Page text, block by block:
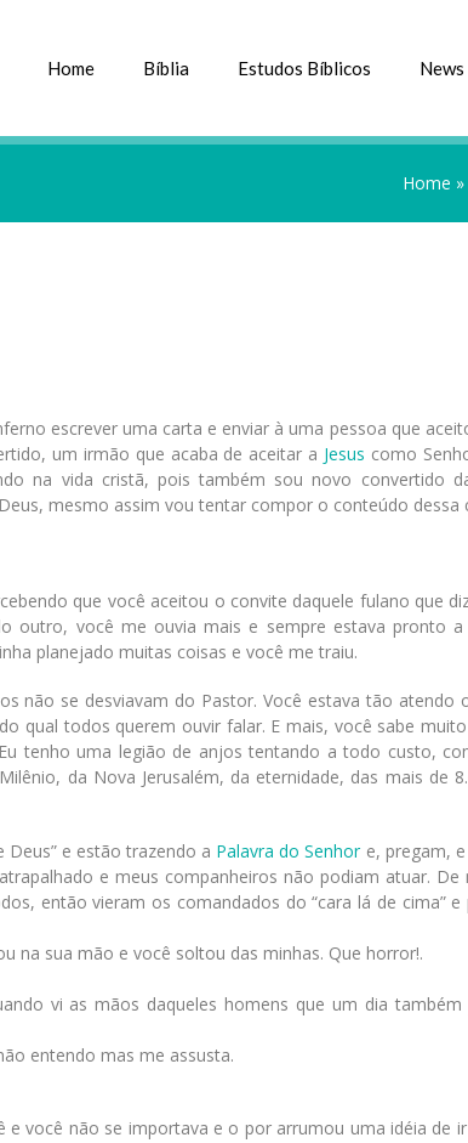
Home Bíblia Estudos Bíblicos News
Home »
escrever uma carta e enviar à uma pessoa que
um irmão que acaba de aceitar a Jesus como
na vida cristã, pois também sou novo convertido
mesmo assim vou tentar compor o conteúdo dessa
que você aceitou o convite daquele fulano que
outro, você me ouvia mais e sempre estava pronto
planejado muitas coisas e você me traiu.
não se desviavam do Pastor. Você estava tão atendo
qual todos querem ouvir falar. E mais, você sabe
tenho uma legião de anjos tentando a todo custo,
da Nova Jerusalém, da eternidade, das mais de
Deus” e estão trazendo a Palavra do Senhore, pregam, e
e meus companheiros não podiam atuar. De
então vieram os comandados do “cara lá de cima”
na sua mão e você soltou das minhas. Que horror!.
vi as mãos daqueles homens que um dia
entendo mas me assusta.
e você não se importava e o por arrumou uma idéia de